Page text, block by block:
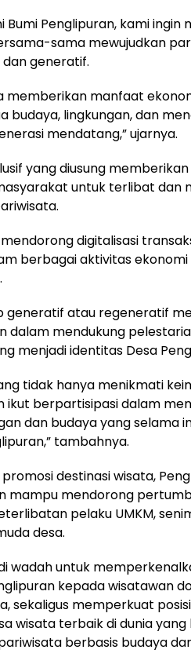
Bumi Penglipuran, kami ingin
sama mewujudkan
generatif.
memberikan manfaat
budaya, lingkungan, dan
mendatang,” ujarnya.
yang diusung
untuk terlibat dan
digitalisasi
berbagai aktivitas
generatif atau regeneratif
dalam mendukung
menjadi identitas Desa
tidak hanya menikmati
ikut berpartisipasi dalam
dan budaya yang selama
tambahnya.
destinasi wisata,
mampu mendorong
pelaku UMKM,
desa.
wadah untuk
kepada wisatawan
sekaligus memperkuat
wisata terbaik di dunia yang
berbasis budaya